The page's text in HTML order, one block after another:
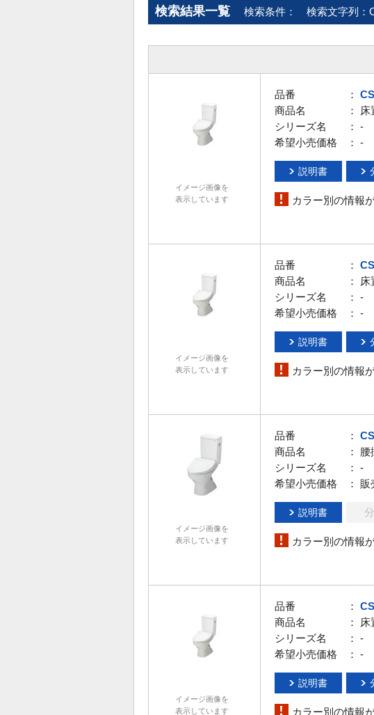
検索結果一覧 検索条件： 検索文字列：
イメージ画像を
表示しています
品番 ：
商品名
：
シリーズ名
： -
希望小売価格
： -
説明書
カラー別の情報
イメージ画像を
表示しています
品番 ：
商品名
：
シリーズ名
： -
希望小売価格
： -
説明書
カラー別の情報
イメージ画像を
表示しています
品番 ：
商品名
：
シリーズ名
： -
希望小売価格
：
説明書
カラー別の情報
イメージ画像を
表示しています
品番 ：
商品名
：
シリーズ名
： -
希望小売価格
： -
説明書
カラー別の情報